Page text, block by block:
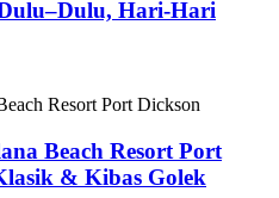
Hari-Hari
Beach Resort Port
& Kibas Golek